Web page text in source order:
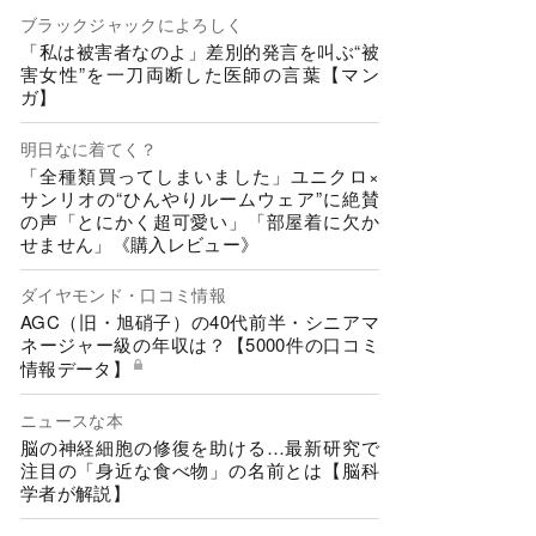
ブラックジャックによろしく
「私は被害者なのよ」差別的発言を叫ぶ“被
害女性”を一刀両断した医師の言葉【マン
ガ】
明日なに着てく？
「全種類買ってしまいました」ユニクロ×
サンリオの“ひんやりルームウェア”に絶賛
の声「とにかく超可愛い」「部屋着に欠か
せません」《購入レビュー》
ダイヤモンド・口コミ情報
AGC（旧・旭硝子）の40代前半・シニアマ
ネージャー級の年収は？【5000件の口コミ
情報データ】
ニュースな本
脳の神経細胞の修復を助ける…最新研究で
注目の「身近な食べ物」の名前とは【脳科
学者が解説】